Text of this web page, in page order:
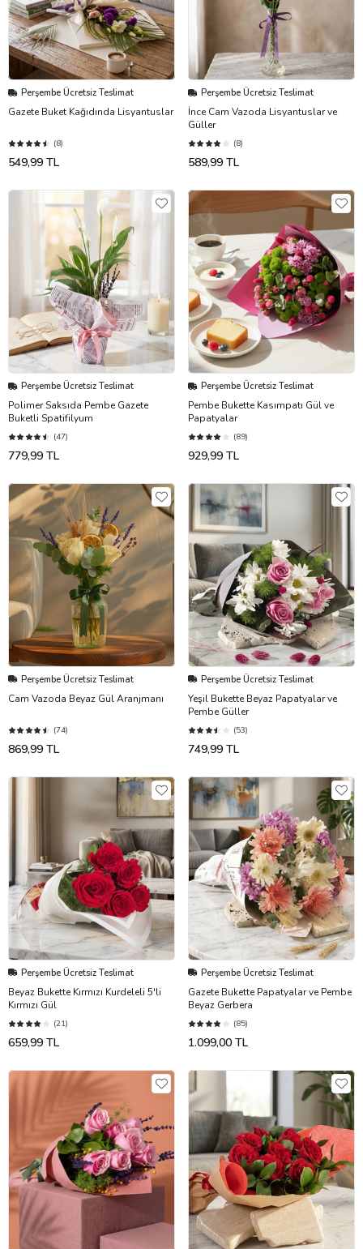
Perşembe Ücretsiz Teslimat
Gazete Buket Kağıdında Lisyantuslar
(8)
549,99 TL
Perşembe Ücretsiz Teslimat
İnce Cam Vazoda Lisyantuslar ve
Güller
(8)
589,99 TL
Perşembe Ücretsiz Teslimat
Polimer Saksıda Pembe Gazete
Buketli Spatifilyum
(47)
779,99 TL
Perşembe Ücretsiz Teslimat
Pembe Bukette Kasımpatı Gül ve
Papatyalar
(89)
929,99 TL
Perşembe Ücretsiz Teslimat
Cam Vazoda Beyaz Gül Aranjmanı
(74)
869,99 TL
Perşembe Ücretsiz Teslimat
Yeşil Bukette Beyaz Papatyalar ve
Pembe Güller
(53)
749,99 TL
Perşembe Ücretsiz Teslimat
Beyaz Bukette Kırmızı Kurdeleli 5'li
Kırmızı Gül
(21)
659,99 TL
Perşembe Ücretsiz Teslimat
Gazete Bukette Papatyalar ve Pembe
Beyaz Gerbera
(85)
1.099,00 TL